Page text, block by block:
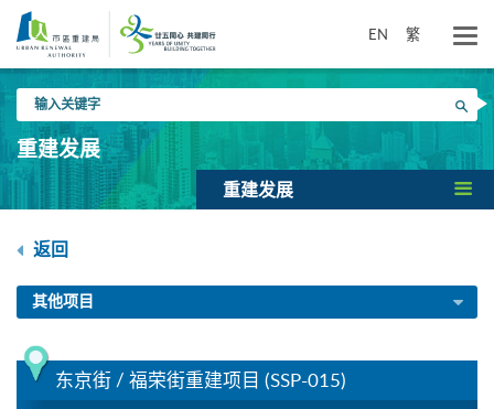
要
内
EN 繁
入
关
键
搜寻
重建发展
重建发展
返回
其他项目
东京街 / 福荣街重建项目 (SSP-015)